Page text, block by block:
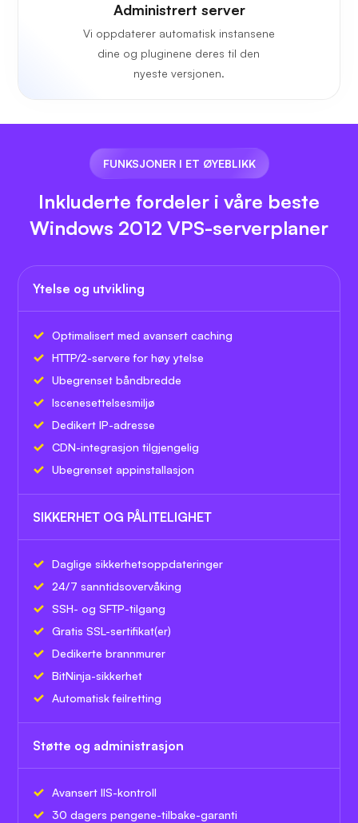
Administrert server
Vi oppdaterer automatisk instansene
dine og pluginene deres til den
nyeste versjonen.
FUNKSJONER I ET ØYEBLIKK
Inkluderte fordeler i våre beste
Windows 2012 VPS-serverplaner
Ytelse og utvikling
Optimalisert med avansert caching
HTTP/2-servere for høy ytelse
Ubegrenset båndbredde
Iscenesettelsesmiljø
Dedikert IP-adresse
CDN-integrasjon tilgjengelig
Ubegrenset appinstallasjon
SIKKERHET OG PÅLITELIGHET
Daglige sikkerhetsoppdateringer
24/7 sanntidsovervåking
SSH- og SFTP-tilgang
Gratis SSL-sertifikat(er)
Dedikerte brannmurer
BitNinja-sikkerhet
Automatisk feilretting
Støtte og administrasjon
Avansert IIS-kontroll
30 dagers pengene-tilbake-garanti